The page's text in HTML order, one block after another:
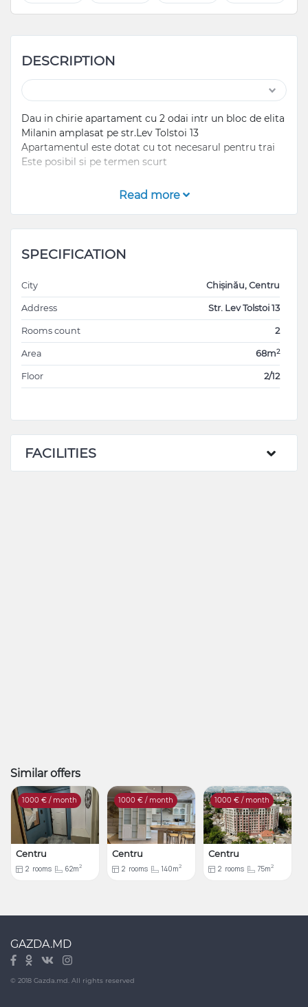
DESCRIPTION
Dau in chirie apartament cu 2 odai intr un bloc de elita
Milanin amplasat pe str.Lev Tolstoi 13
Apartamentul este dotat cu tot necesarul pentru trai
Este posibil si pe termen scurt
12 luni-800 euro
Read more
SPECIFICATION
City Chișinău, Centru
Address Str. Lev Tolstoi 13
Rooms count 2
Area 68m2
Floor 2/12
FACILITIES
Similar offers
1000 € / month
Centru
2 rooms 62m2
1000 € / month
Centru
2 rooms 140m2
1000 € / month
Centru
2 rooms 75m2
GAZDA.MD
© 2018 Gazda.md. All rights reserved